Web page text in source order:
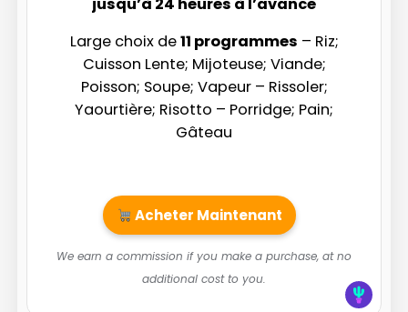
Large choix de11 programmes – Riz;
Cuisson Lente; Mijoteuse; Viande;
Poisson; Soupe; Vapeur – Rissoler;
Yaourtière; Risotto – Porridge; Pain;
Gâteau
Acheter Maintenant
We earn a commission if you make a purchase, at no
additional cost to you.